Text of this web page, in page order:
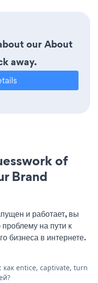
our About
away.
of
Brand
и работает, вы
на пути к
бизнеса в интернете.
entice, captivate, turn